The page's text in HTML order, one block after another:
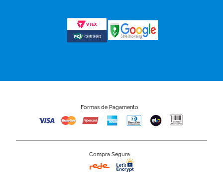
Formas de Pagamento
Compra Segura